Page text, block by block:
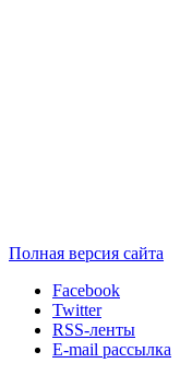
Полная версия сайта
Facebook
Twitter
RSS-ленты
E-mail рассылка